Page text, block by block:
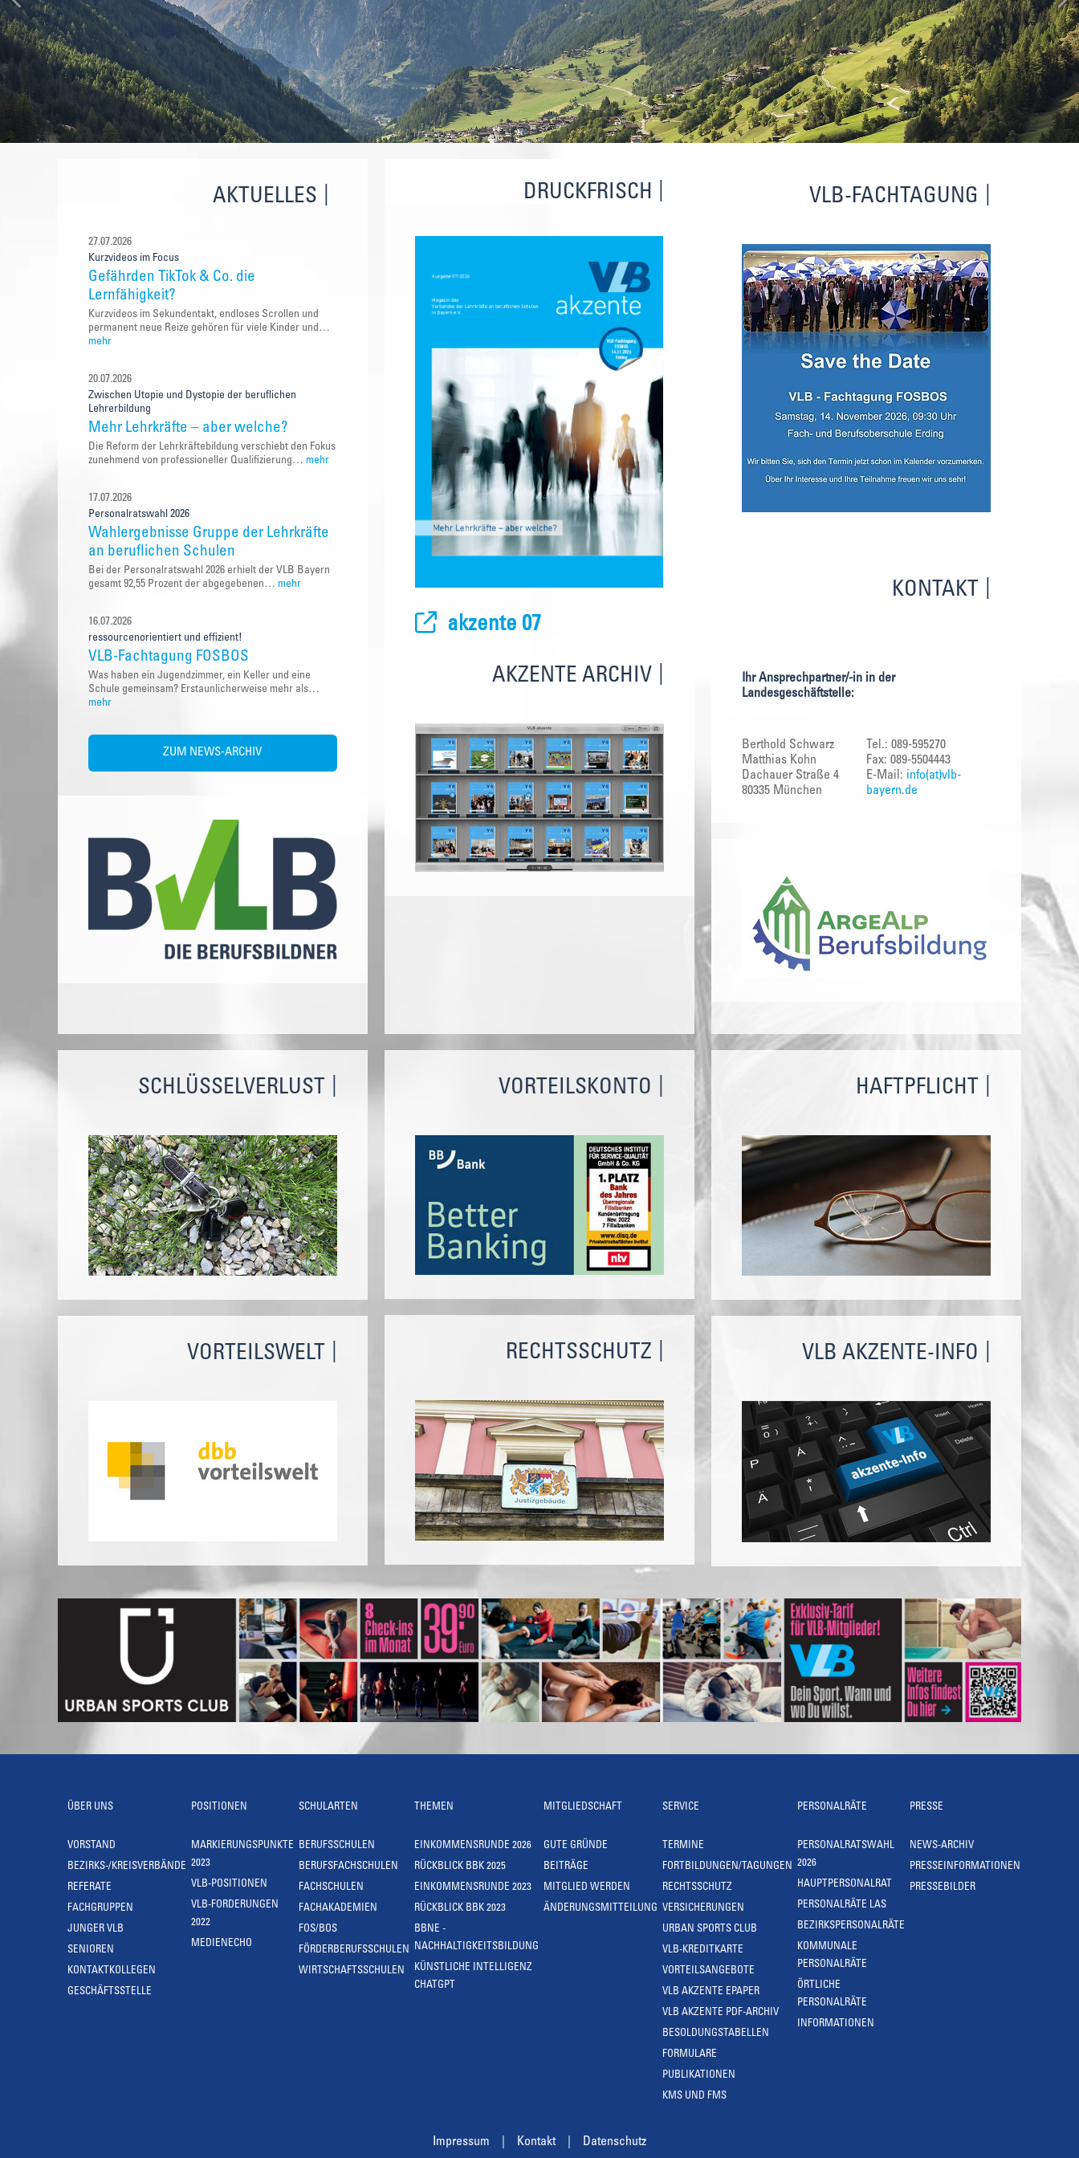
AKTUELLES
27.07.2026
Kurzvideos im Focus
Gefährden TikTok & Co. die
Lernfähigkeit?
Kurzvideos im Sekundentakt, endloses Scrollen und
permanent neue Reize gehören für viele Kinder und…
mehr
20.07.2026
Zwischen Utopie und Dystopie der beruflichen
Lehrerbildung
Mehr Lehrkräfte – aber welche?
Die Reform der Lehrkräftebildung verschiebt den Fokus
zunehmend von professioneller Qualifizierung… mehr
17.07.2026
Personalratswahl 2026
Wahlergebnisse Gruppe der Lehrkräfte
an beruflichen Schulen
Bei der Personalratswahl 2026 erhielt der VLB Bayern
gesamt 92,55 Prozent der abgegebenen… mehr
16.07.2026
ressourcenorientiert und effizient!
VLB-Fachtagung FOSBOS
Was haben ein Jugendzimmer, ein Keller und eine
Schule gemeinsam? Erstaunlicherweise mehr als…
mehr
ZUM NEWS-ARCHIV
DRUCKFRISCH
akzente 07
AKZENTE ARCHIV
VLB-FACHTAGUNG
KONTAKT
Ihr Ansprechpartner/-in in der
Landesgeschäftstelle:
Berthold Schwarz
Matthias Kohn
Dachauer Straße 4
80335 München
Tel.: 089-595270
Fax: 089-5504443
E-Mail: info(at)vlb-
bayern.de
SCHLÜSSELVERLUST
VORTEILSWELT
VORTEILSKONTO
RECHTSSCHUTZ
HAFTPFLICHT
VLB AKZENTE-INFO
ÜBER UNS
VORSTAND
BEZIRKS-/KREISVERBÄNDE
REFERATE
FACHGRUPPEN
JUNGER VLB
SENIOREN
KONTAKTKOLLEGEN
GESCHÄFTSSTELLE
POSITIONEN
MARKIERUNGSPUNKTE
2023
VLB-POSITIONEN
VLB-FORDERUNGEN
2022
MEDIENECHO
SCHULARTEN
BERUFSSCHULEN
BERUFSFACHSCHULEN
FACHSCHULEN
FACHAKADEMIEN
FOS/BOS
FÖRDERBERUFSSCHULEN
WIRTSCHAFTSSCHULEN
THEMEN
EINKOMMENSRUNDE 2026
RÜCKBLICK BBK 2025
EINKOMMENSRUNDE 2023
RÜCKBLICK BBK 2023
BBNE -
NACHHALTIGKEITSBILDUNG
KÜNSTLICHE INTELLIGENZ
CHATGPT
MITGLIEDSCHAFT
GUTE GRÜNDE
BEITRÄGE
MITGLIED WERDEN
ÄNDERUNGSMITTEILUNG
SERVICE
TERMINE
FORTBILDUNGEN/TAGUNGEN
RECHTSSCHUTZ
VERSICHERUNGEN
URBAN SPORTS CLUB
VLB-KREDITKARTE
VORTEILSANGEBOTE
VLB AKZENTE EPAPER
VLB AKZENTE PDF-ARCHIV
BESOLDUNGSTABELLEN
FORMULARE
PUBLIKATIONEN
KMS UND FMS
PERSONALRÄTE
PERSONALRATSWAHL
2026
HAUPTPERSONALRAT
PERSONALRÄTE LAS
BEZIRKSPERSONALRÄTE
KOMMUNALE
PERSONALRÄTE
ÖRTLICHE
PERSONALRÄTE
INFORMATIONEN
PRESSE
NEWS-ARCHIV
PRESSEINFORMATIONEN
PRESSEBILDER
Impressum Kontakt Datenschutz